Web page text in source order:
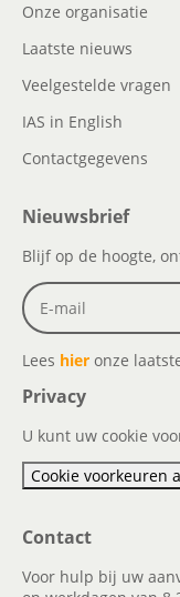
Onze organisatie
Laatste nieuws
Veelgestelde vragen
IAS in English
Contactgegevens
Nieuwsbrief
Blijf op de hoogte,
Lees hier onze
Privacy
U kunt uw cookie
Cookie voorkeuren
Contact
Voor hulp bij uw